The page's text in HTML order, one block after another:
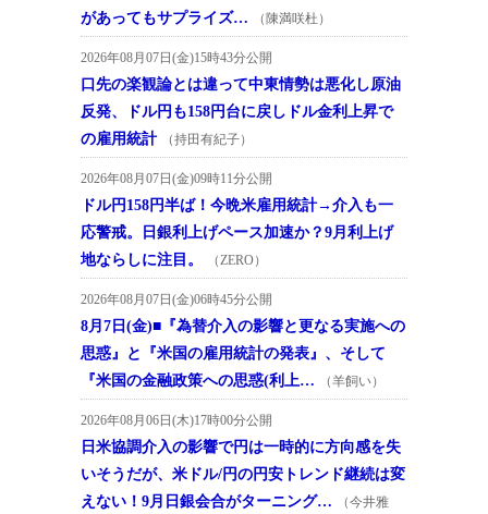
があってもサプライズ…
（陳満咲杜）
2026年08月07日(金)15時43分公開
口先の楽観論とは違って中東情勢は悪化し原油
反発、ドル円も158円台に戻しドル金利上昇で
の雇用統計
（持田有紀子）
2026年08月07日(金)09時11分公開
ドル円158円半ば！今晩米雇用統計→介入も一
応警戒。日銀利上げペース加速か？9月利上げ
地ならしに注目。
（ZERO）
2026年08月07日(金)06時45分公開
8月7日(金)■『為替介入の影響と更なる実施への
思惑』と『米国の雇用統計の発表』、そして
『米国の金融政策への思惑(利上…
（羊飼い）
2026年08月06日(木)17時00分公開
日米協調介入の影響で円は一時的に方向感を失
いそうだが、米ドル/円の円安トレンド継続は変
えない！9月日銀会合がターニング…
（今井雅